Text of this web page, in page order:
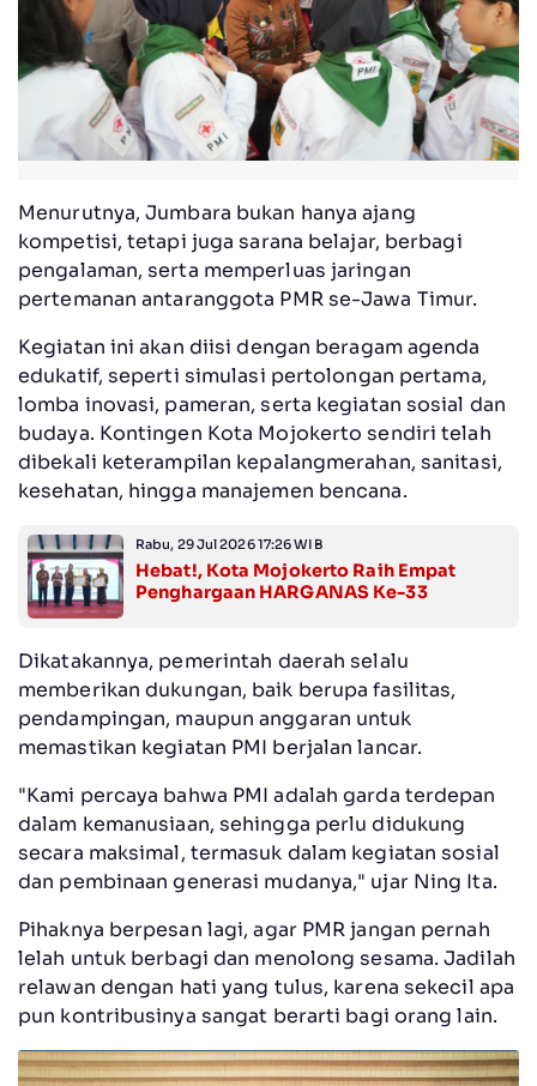
Menurutnya, Jumbara bukan hanya ajang
kompetisi, tetapi juga sarana belajar, berbagi
pengalaman, serta memperluas jaringan
pertemanan antaranggota PMR se-Jawa Timur.
Kegiatan ini akan diisi dengan beragam agenda
edukatif, seperti simulasi pertolongan pertama,
lomba inovasi, pameran, serta kegiatan sosial dan
budaya. Kontingen Kota Mojokerto sendiri telah
dibekali keterampilan kepalangmerahan, sanitasi,
kesehatan, hingga manajemen bencana.
Rabu, 29 Jul 2026 17:26 WIB
Hebat!, Kota Mojokerto Raih Empat
Penghargaan HARGANAS Ke-33
Dikatakannya, pemerintah daerah selalu
memberikan dukungan, baik berupa fasilitas,
pendampingan, maupun anggaran untuk
memastikan kegiatan PMI berjalan lancar.
"Kami percaya bahwa PMI adalah garda terdepan
dalam kemanusiaan, sehingga perlu didukung
secara maksimal, termasuk dalam kegiatan sosial
dan pembinaan generasi mudanya," ujar Ning Ita.
Pihaknya berpesan lagi, agar PMR jangan pernah
lelah untuk berbagi dan menolong sesama. Jadilah
relawan dengan hati yang tulus, karena sekecil apa
pun kontribusinya sangat berarti bagi orang lain.